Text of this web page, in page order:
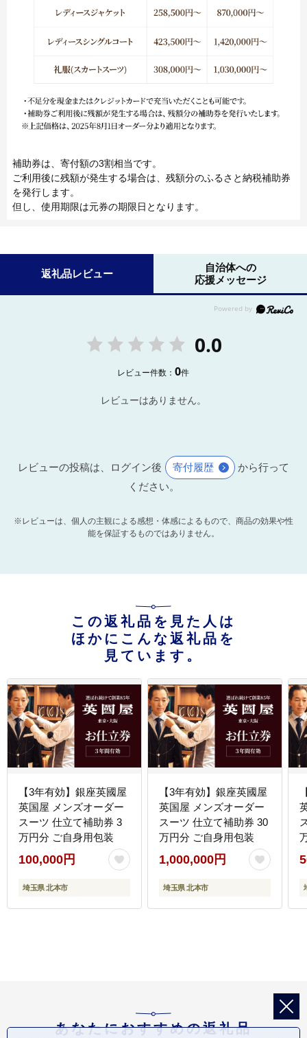
補助券は、寄付額の3割相当です。
ご利用後に残額が発生する場合は、残額分のふるさと納税補助券
を発行します。
但し、使用期限は元券の期限日となります。
返礼品レビュー
自治体への
応援メッセージ
0.0
レビュー件数：0件
レビューはありません。
レビューの投稿は、ログイン後 寄付履歴
から行って
ください。
※レビューは、個人の主観による感想・体感によるもので、商品の効果や性
能を保証するものではありません。
この返礼品を見た人は
ほかにこんな返礼品を
見ています。
【3年有効】銀座英國屋
英国屋 メンズオーダー
スーツ 仕立て補助券 3
万円分 ご自身用包装
100,000円
埼玉県 北本市
【3年有効】銀座英國屋
英国屋 メンズオーダー
スーツ 仕立て補助券 30
万円分 ご自身用包装
1,000,000円
埼玉県 北本市
あなたにおすすめの返礼品